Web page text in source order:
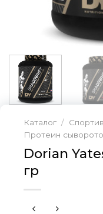
Каталог /
Протеин
Dorian
гр